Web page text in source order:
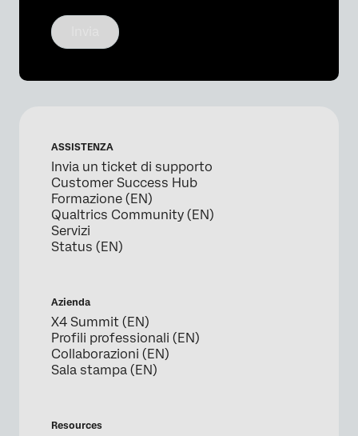
ASSISTENZA
Invia un ticket di supporto
Customer Success Hub
Formazione (EN)
Qualtrics Community (EN)
Servizi
Status (EN)
Azienda
X4 Summit (EN)
Profili professionali (EN)
Collaborazioni (EN)
Sala stampa (EN)
Resources